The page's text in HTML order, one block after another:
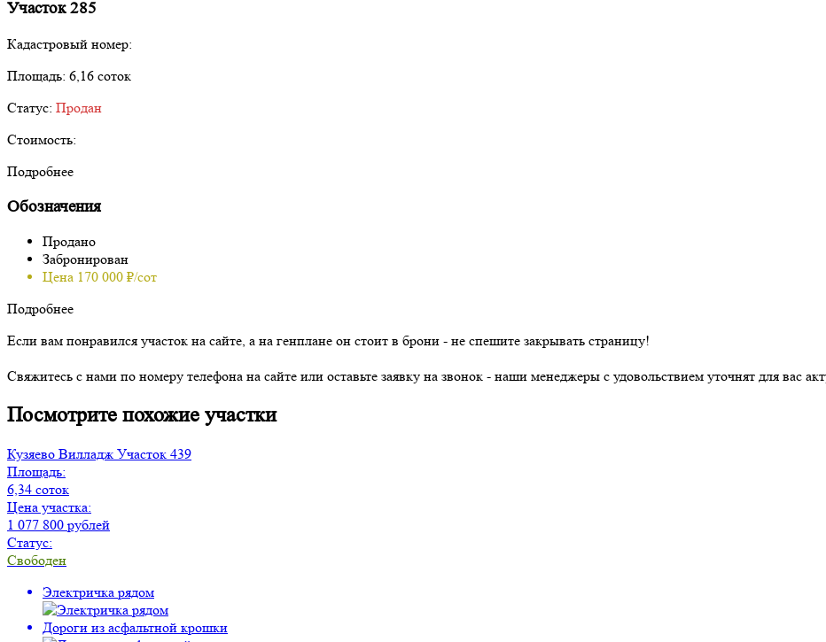
Участок 285
Кадастровый номер:
Площадь: 6,16 соток
Статус: Продан
Стоимость:
Подробнее
Обозначения
Продано
Забронирован
Цена 170 000 ₽/сот
Подробнее
Если вам понравился участок на сайте, а на генплане он стоит в брони - не спешите закрывать страницу!
Свяжитесь с нами по номеру телефона на сайте или оставьте заявку на звонок - наши менеджеры с удовольствием уточнят для вас
Посмотрите похожие участки
Кузяево Вилладж Участок 439
Площадь:
6,34 соток
Цена участка:
1 077 800 рублей
Статус:
Свободен
Электричка рядом
Дороги из асфальтной крошки